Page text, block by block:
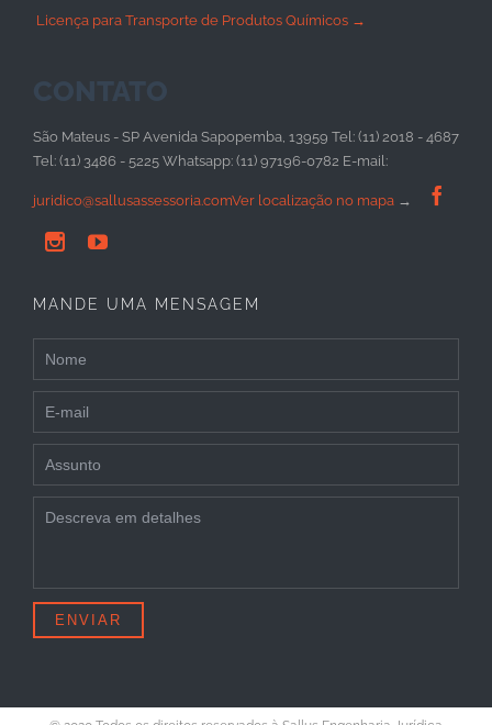
Licença para Transporte de Produtos Químicos →
CONTATO
São Mateus - SP Avenida Sapopemba, 13959 Tel: (11) 2018 - 4687
Tel: (11) 3486 - 5225 Whatsapp: (11) 97196-0782 E-mail:
juridico@sallusassessoria.comVer localização no mapa → 
 
MANDE UMA MENSAGEM